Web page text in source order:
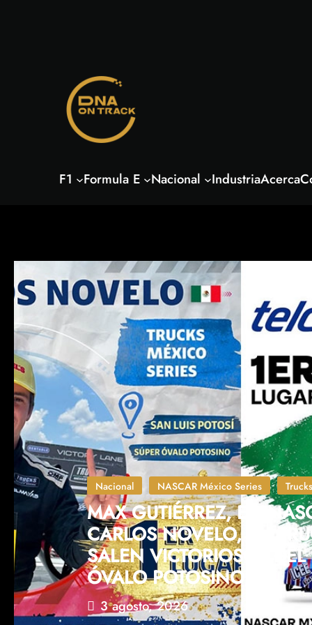
F1 Formula E Nacional IndustriaAcerca
Nacional NASCAR México Series
MAX GUTIÉRREZ, EN
CARLOS NOVELO, EN
SALEN VICTORIOSOS DEL
ÓVALO POTOSINO
3 agosto, 2026